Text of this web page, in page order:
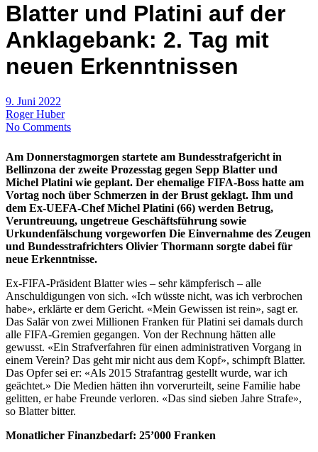
Blatter und Platini auf der
Anklagebank: 2. Tag mit
neuen Erkenntnissen
9. Juni 2022
Roger Huber
No Comments
Am Donnerstagmorgen startete am Bundesstrafgericht in
Bellinzona der zweite Prozesstag gegen Sepp Blatter und
Michel Platini wie geplant. Der ehemalige FIFA-Boss hatte am
Vortag noch über Schmerzen in der Brust geklagt. Ihm und
dem Ex-UEFA-Chef Michel Platini (66) werden Betrug,
Veruntreuung, ungetreue Geschäftsführung sowie
Urkundenfälschung vorgeworfen Die Einvernahme des Zeugen
und Bundesstrafrichters Olivier Thormann sorgte dabei für
neue Erkenntnisse.
Ex-FIFA-Präsident Blatter wies – sehr kämpferisch – alle
Anschuldigungen von sich. «Ich wüsste nicht, was ich verbrochen
habe», erklärte er dem Gericht. «Mein Gewissen ist rein», sagt er.
Das Salär von zwei Millionen Franken für Platini sei damals durch
alle FIFA-Gremien gegangen. Von der Rechnung hätten alle
gewusst. «Ein Strafverfahren für einen administrativen Vorgang in
einem Verein? Das geht mir nicht aus dem Kopf», schimpft Blatter.
Das Opfer sei er: «Als 2015 Strafantrag gestellt wurde, war ich
geächtet.» Die Medien hätten ihn vorverurteilt, seine Familie habe
gelitten, er habe Freunde verloren. «Das sind sieben Jahre Strafe»,
so Blatter bitter.
Monatlicher Finanzbedarf: 25’000 Franken